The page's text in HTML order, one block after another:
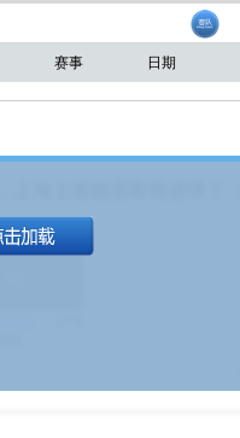
赛事 日期